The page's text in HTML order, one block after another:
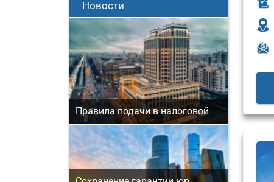
Новости
Правила подачи в налоговой